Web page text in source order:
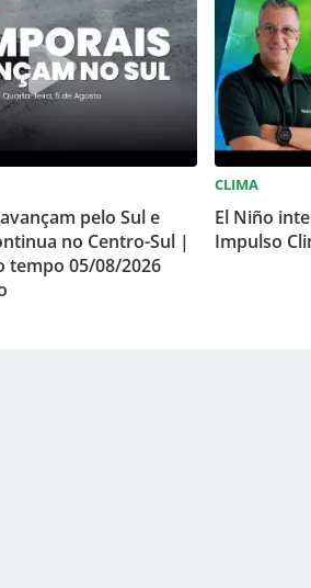
pelo Sul e
no Centro-Sul |
tempo 05/08/2026
CLIMA
El Niño
Impulso